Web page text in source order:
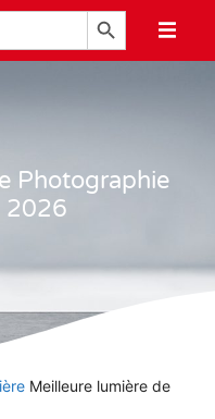
Bouton de recherche
Photographie
2026
Meilleure lumière de